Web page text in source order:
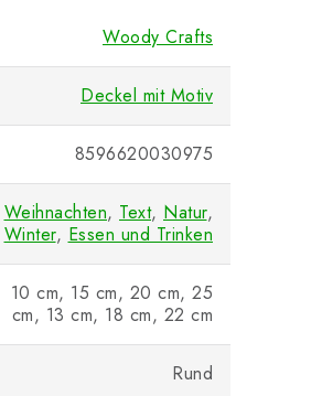
Woody Crafts
Deckel mit Motiv
8596620030975
Weihnachten, Text, Natur,
Winter, Essen und Trinken
10 cm, 15 cm, 20 cm, 25
cm, 13 cm, 18 cm, 22 cm
Rund